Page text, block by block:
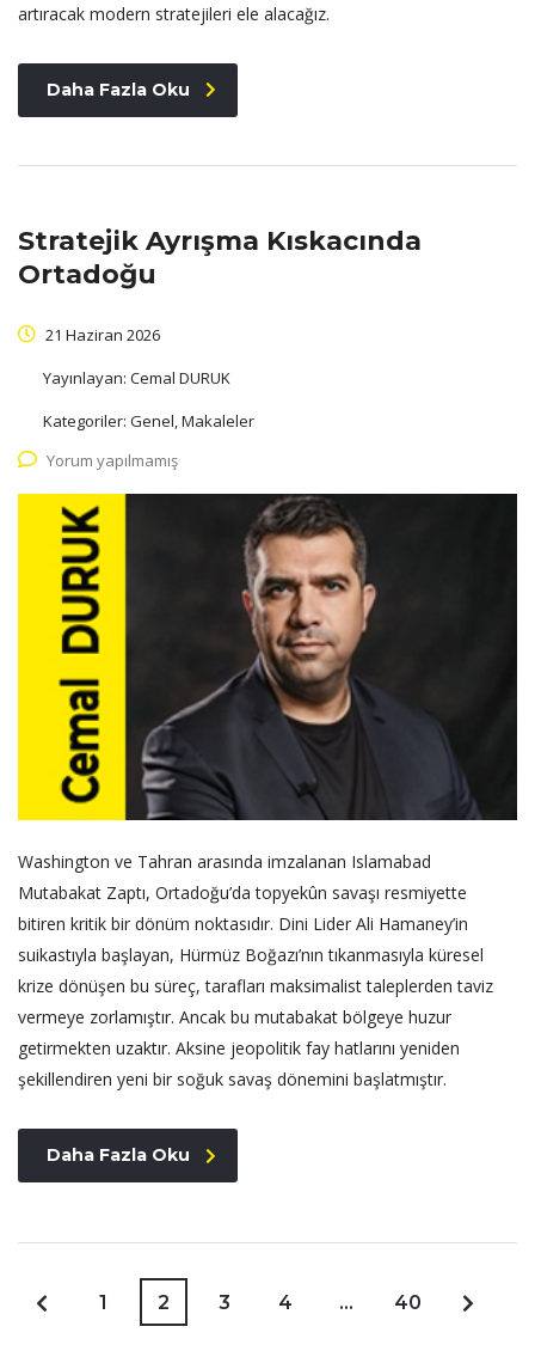
artıracak modern stratejileri ele alacağız.
Daha Fazla Oku
Stratejik Ayrışma Kıskacında
Ortadoğu
21 Haziran 2026
Yayınlayan: Cemal DURUK
Kategoriler: Genel, Makaleler
Yorum yapılmamış
Washington ve Tahran arasında imzalanan Islamabad
Mutabakat Zaptı, Ortadoğu’da topyekûn savaşı resmiyette
bitiren kritik bir dönüm noktasıdır. Dini Lider Ali Hamaney’in
suikastıyla başlayan, Hürmüz Boğazı’nın tıkanmasıyla küresel
krize dönüşen bu süreç, tarafları maksimalist taleplerden taviz
vermeye zorlamıştır. Ancak bu mutabakat bölgeye huzur
getirmekten uzaktır. Aksine jeopolitik fay hatlarını yeniden
şekillendiren yeni bir soğuk savaş dönemini başlatmıştır.
Daha Fazla Oku
1 2 3 4 … 40